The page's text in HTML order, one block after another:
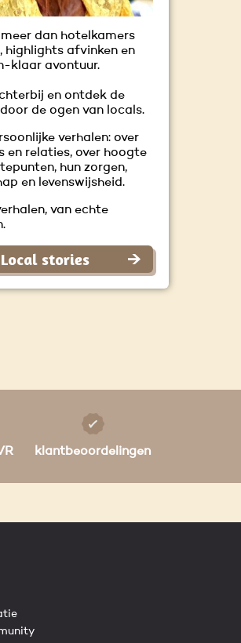
meer dan hotelkamers
highlights afvinken en
klaar avontuur.
en ontdek de
de ogen van locals.
verhalen: over
en relaties, over hoogte
hun zorgen,
en levenswijsheid.
van echte
stories
klantbeoordelingen